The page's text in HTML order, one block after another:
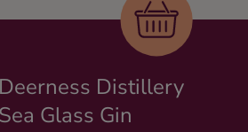
Deerness Distillery
Sea Glass Gin